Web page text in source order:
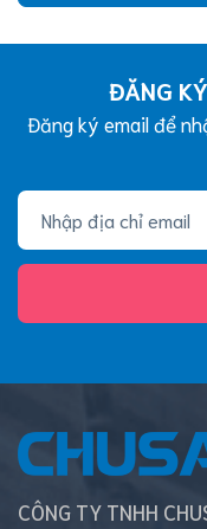
ĐĂNG
Đăng ký email để
CÔNG TY TNHH